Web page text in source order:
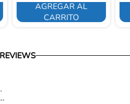
AGREGAR AL
CARRITO
REVIEWS